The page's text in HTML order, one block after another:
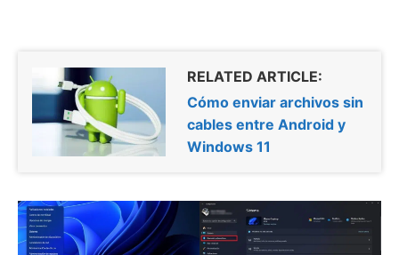
RELATED ARTICLE:
Cómo enviar archivos sin
cables entre Android y
Windows 11